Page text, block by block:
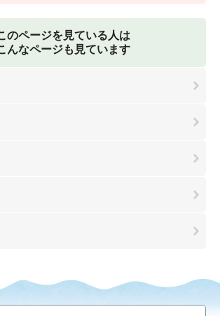
のページを見ている人は
んなページも見ています